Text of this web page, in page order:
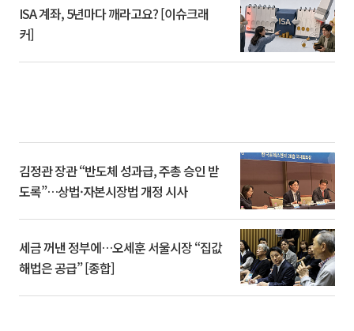
ISA 계좌, 5년마다 깨라고요? [이슈크래
커]
김정관 장관 “반도체 성과급, 주총 승인 받
도록”…상법·자본시장법 개정 시사
세금 꺼낸 정부에…오세훈 서울시장 “집값
해법은 공급” [종합]